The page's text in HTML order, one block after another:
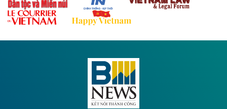
Theo baodautu.vn
Đề xuất đầu tư 11.500 tỷ đồng xây dựng cao
tốc CT.11 qua Ninh Bình
Đông A dài khoảng 25,1 km được kỳ vọng sẽ tạo động
lực phát triển kinh tế - xã hội khu vực phía Nam đồng